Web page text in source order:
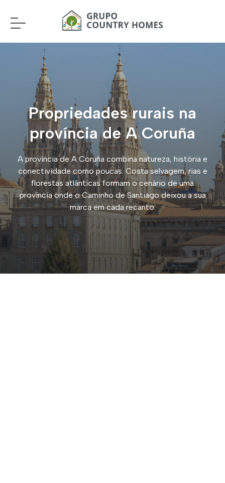
Propriedades rurais na
província de A Coruña
A província de A Coruña combina natureza, história e
conectividade como poucas. Costa selvagem, rias e
florestas atlânticas formam o cenário de uma
província onde o Caminho de Santiago deixou a sua
marca em cada recanto.